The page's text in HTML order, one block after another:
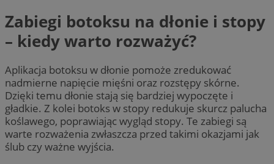
Zabiegi botoksu na dłonie i stopy
– kiedy warto rozważyć?
Aplikacja botoksu w dłonie pomoże zredukować
nadmierne napięcie mięśni oraz rozstępy skórne.
Dzięki temu dłonie stają się bardziej wypoczęte i
gładkie. Z kolei botoks w stopy redukuje skurcz palucha
koślawego, poprawiając wygląd stopy. Te zabiegi są
warte rozważenia zwłaszcza przed takimi okazjami jak
ślub czy ważne wyjścia.